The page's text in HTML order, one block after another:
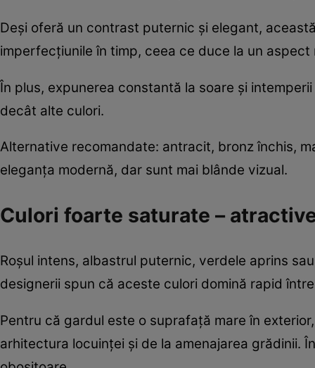
Deși oferă un contrast puternic și elegant,
imperfecțiunile în timp, ceea ce duce la un aspect
În plus, expunerea constantă la soare și
decât alte culori.
Alternative recomandate: antracit, bronz închis,
eleganța modernă, dar sunt mai blânde vizual.
Culori foarte saturate –
Roșul intens, albastrul puternic, verdele aprins
designerii spun că aceste culori domină rapid
Pentru că gardul este o suprafață mare în
arhitectura locuinței și de la amenajarea grădinii.